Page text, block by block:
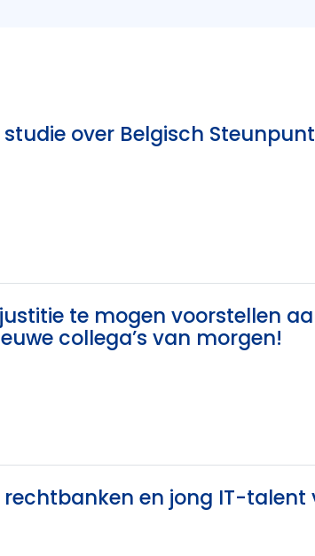
over Belgisch Steunpunt
te mogen voorstellen
collega’s van morgen!
en jong IT-talent